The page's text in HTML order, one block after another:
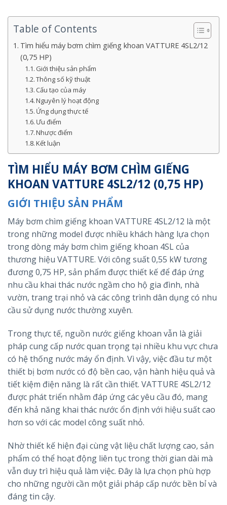
Table of Contents
Tìm hiểu máy bơm chìm giếng khoan VATTURE 4SL2/12
(0,75 HP)
Giới thiệu sản phẩm
Thông số kỹ thuật
Cấu tạo của máy
Nguyên lý hoạt động
Ứng dụng thực tế
Ưu điểm
Nhược điểm
Kết luận
TÌM HIỂU MÁY BƠM CHÌM GIẾNG
KHOAN VATTURE 4SL2/12 (0,75 HP)
GIỚI THIỆU SẢN PHẨM
Máy bơm chìm giếng khoan VATTURE 4SL2/12 là một
trong những model được nhiều khách hàng lựa chọn
trong dòng máy bơm chìm giếng khoan 4SL của
thương hiệu VATTURE. Với công suất 0,55 kW tương
đương 0,75 HP, sản phẩm được thiết kế để đáp ứng
nhu cầu khai thác nước ngầm cho hộ gia đình, nhà
vườn, trang trại nhỏ và các công trình dân dụng có nhu
cầu sử dụng nước thường xuyên.
Trong thực tế, nguồn nước giếng khoan vẫn là giải
pháp cung cấp nước quan trọng tại nhiều khu vực chưa
có hệ thống nước máy ổn định. Vì vậy, việc đầu tư một
thiết bị bơm nước có độ bền cao, vận hành hiệu quả và
tiết kiệm điện năng là rất cần thiết. VATTURE 4SL2/12
được phát triển nhằm đáp ứng các yêu cầu đó, mang
đến khả năng khai thác nước ổn định với hiệu suất cao
hơn so với các model công suất nhỏ.
Nhờ thiết kế hiện đại cùng vật liệu chất lượng cao, sản
phẩm có thể hoạt động liên tục trong thời gian dài mà
vẫn duy trì hiệu quả làm việc. Đây là lựa chọn phù hợp
cho những người cần một giải pháp cấp nước bền bỉ và
đáng tin cậy.